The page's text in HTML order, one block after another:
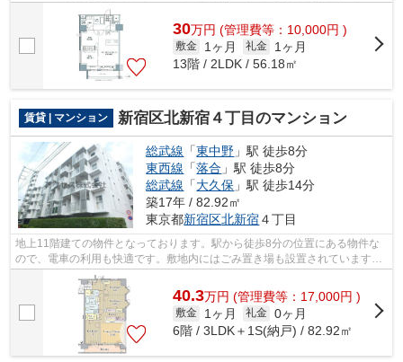
す。ポイントやマイルが貯まる、嬉し...
30万円 (管理費等：10,000円 )
敷金 1ヶ月 礼金
1ヶ月
13階 / 2LDK / 56.18㎡
賃貸 | マンション 新宿区北新宿４丁目のマンション
総武線 「東中野 」駅 徒歩8分
東西線 「落合 」駅 徒歩8分
総武線 「大久保 」駅 徒歩14分
築17年 / 82.92㎡
東京都新宿区北新宿４丁目
地上11階建ての物件となっております。駅から徒歩8分の位置にある物件な
ので、電車の利用も快適です。敷地内にはごみ置き場も設置されています。
視力をアップしたい方はこちらの眺望良...
40.3万円 (管理費等：17,000円 )
敷金 1ヶ月 礼金 0ヶ月
6階 / 3LDK＋1S(納戸) / 82.92㎡